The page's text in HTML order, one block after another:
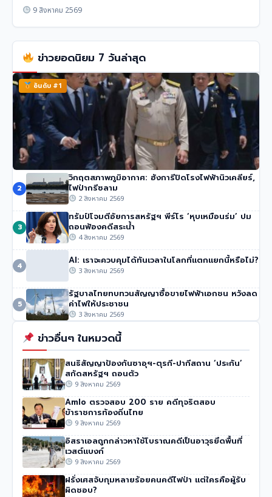
9 สิงหาคม 2569
ข่าวยอดนิยม 7 วันล่าสุด
อันดับ #1
นายกฯ อนุทิน ของไทย จวกรายงาน UN ชายแดน ‘ไม่รวม
ความเสียหายของไทย’
51 วิว• 4 สิงหาคม 2569
2
วิกฤตสภาพภูมิอากาศ: ฮังการีปิดโรงไฟฟ้านิวเคลียร์,
ไฟป่ากรีซลาม
2 สิงหาคม 2569
3
ทรัมป์โจมตีอัยการสหรัฐฯ พีร์โร ‘หุบเหมือนร่ม’ ปม
ถอนฟ้องคดีสระน้ำ
4 สิงหาคม 2569
4 AI: เราจะควบคุมได้ทันเวลาในโลกที่แตกแยกนี้หรือไม่?
3 สิงหาคม 2569
5
รัฐบาลไทยทบทวนสัญญาซื้อขายไฟฟ้าเอกชน หวังลด
ค่าไฟให้ประชาชน
3 สิงหาคม 2569
ข่าวอื่นๆ ในหมวดนี้
สนธิสัญญาป้องกันซาอุฯ-ตุรกี-ปากีสถาน ‘ประกัน’
สกัดสหรัฐฯ ถอนตัว
9 สิงหาคม 2569
Amlo ตรวจสอบ 200 ราย คดีทุจริตสอบ
ข้าราชการท้องถิ่นไทย
9 สิงหาคม 2569
อิสราเอลถูกกล่าวหาใช้โบราณคดีเป็นอาวุธยึดพื้นที่
เวสต์แบงก์
9 สิงหาคม 2569
ฝรั่งเศสจับกุมหลายร้อยคนคดีไฟป่า แต่ใครคือผู้รับ
ผิดชอบ?